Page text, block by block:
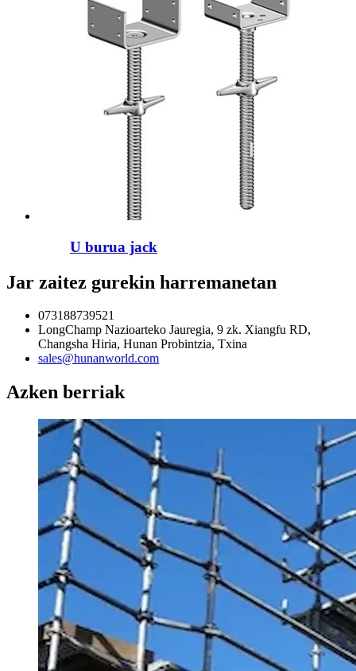
U burua jack
Jar zaitez gurekin harremanetan
073188739521
LongChamp Nazioarteko Jauregia, 9 zk. Xiangfu RD,
Changsha Hiria, Hunan Probintzia, Txina
sales@hunanworld.com
Azken berriak